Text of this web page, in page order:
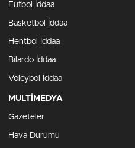
Futbol İddaa
Basketbol İddaa
Hentbol İddaa
Bilardo İddaa
Voleybol İddaa
MULTİMEDYA
Gazeteler
Hava Durumu